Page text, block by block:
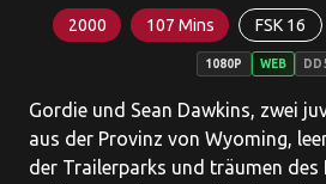
2000 107 Mins FSK 16
1080P WEB
Gordie und Sean Dawkins, zwei
aus der Provinz von Wyoming,
der Trailerparks und träumen des